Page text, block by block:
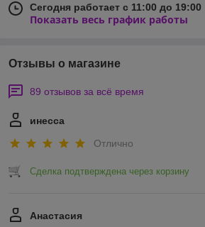
Сегодня работает с 11:00 до 19:00
Показать весь график работы
Отзывы о магазине
89 отзывов за всё время
инесса
Отлично
Сделка подтверждена через корзину
Анастасия